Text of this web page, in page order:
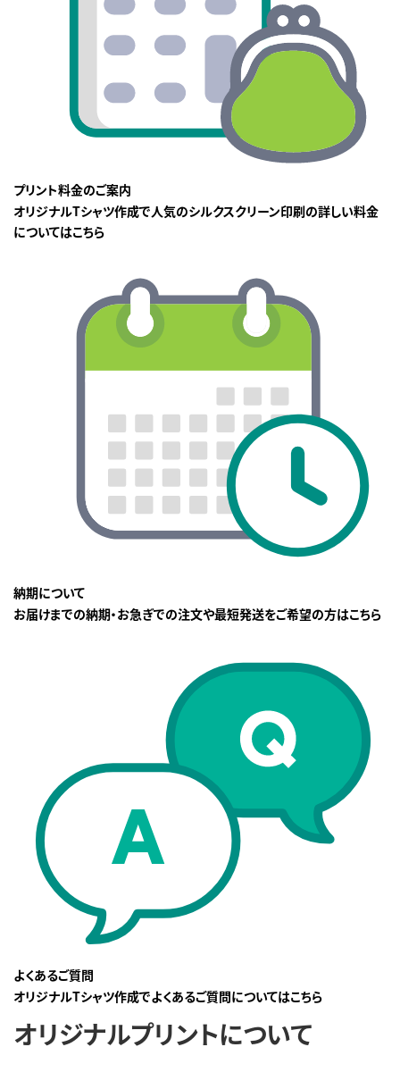
プリント料金のご案内
オリジナルTシャツ作成で人気のシルクスクリーン印刷の詳しい料金
についてはこちら
納期について
お届けまでの納期・お急ぎでの注文や最短発送をご希望の方はこちら
よくあるご質問
オリジナルTシャツ作成でよくあるご質問についてはこちら
オリジナルプリントについて